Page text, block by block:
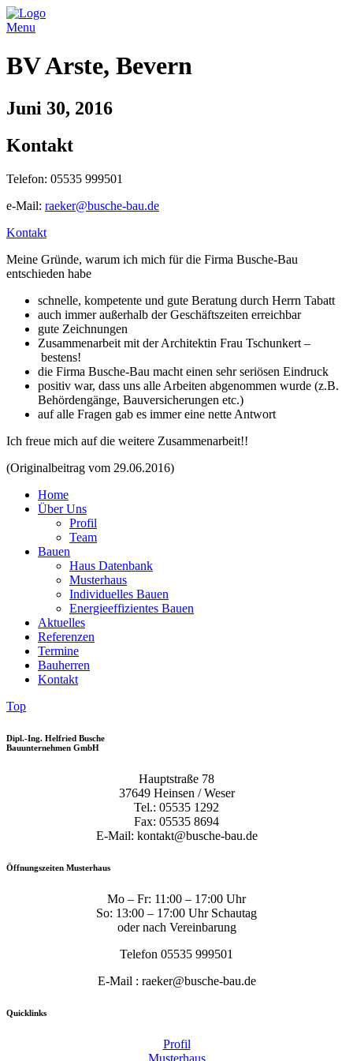
Menu
BV Arste, Bevern
Juni 30, 2016
Kontakt
Telefon: 05535 999501
e-Mail: raeker@busche-bau.de
Kontakt
Meine Gründe, warum ich mich für die Firma Busche-Bau
entschieden habe
schnelle, kompetente und gute Beratung durch Herrn Tabatt
auch immer außerhalb der Geschäftszeiten erreichbar
gute Zeichnungen
Zusammenarbeit mit der Architektin Frau Tschunkert –
bestens!
die Firma Busche-Bau macht einen sehr seriösen Eindruck
positiv war, dass uns alle Arbeiten abgenommen wurde (z.B.
Behördengänge, Bauversicherungen etc.)
auf alle Fragen gab es immer eine nette Antwort
Ich freue mich auf die weitere Zusammenarbeit!!
(Originalbeitrag vom 29.06.2016)
Home
Über Uns
Profil
Team
Bauen
Haus Datenbank
Musterhaus
Individuelles Bauen
Energieeffizientes Bauen
Aktuelles
Referenzen
Termine
Bauherren
Kontakt
Top
Dipl.-Ing. Helfried Busche
Bauunternehmen GmbH
Hauptstraße 78
37649 Heinsen / Weser
Tel.: 05535 1292
Fax: 05535 8694
E-Mail: kontakt@busche-bau.de
Öffnungszeiten Musterhaus
Mo – Fr: 11:00 – 17:00 Uhr
So: 13:00 – 17:00 Uhr Schautag
oder nach Vereinbarung
Telefon 05535 999501
E-Mail : raeker@busche-bau.de
Quicklinks
Profil
Musterhaus